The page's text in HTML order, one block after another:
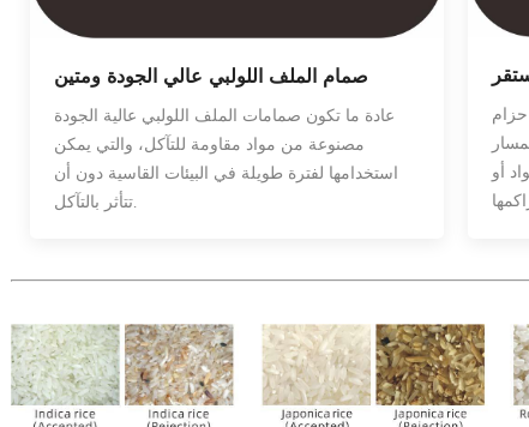
صمام الملف اللولبي عالي الجودة ومتين
عادة ما تكون صمامات الملف اللولبي عالية الجودة
مصنوعة من مواد مقاومة للتآكل، والتي يمكن
استخدامها لفترة طويلة في البيئات القاسية دون أن
تتأثر بالتآكل.
أو